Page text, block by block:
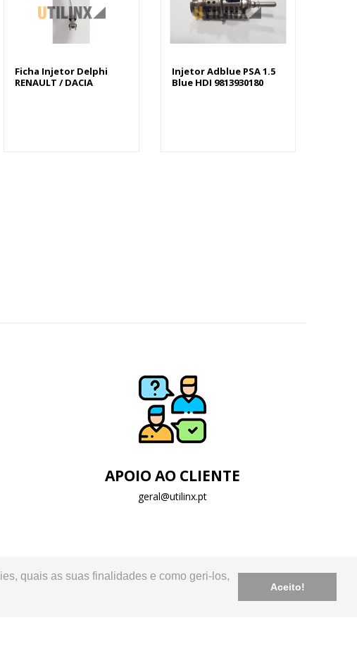
quais as suas finalidades e como geri-los,
Aceito!
Ficha Injetor Delphi
RENAULT / DACIA
Injetor Adblue PSA 1.5
Blue HDI 9813930180
APOIO AO CLIENTE
geral@utilinx.pt